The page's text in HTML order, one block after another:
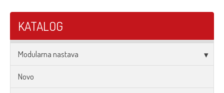
KATALOG
Modularna nastava
Novo